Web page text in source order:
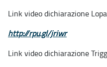
Link video dichiarazione
http://rpu.gl/jriwr
Link video dichiarazione